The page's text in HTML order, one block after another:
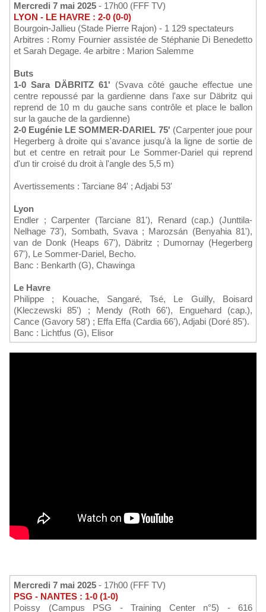
Mercredi 7 mai 2025 - 17h00 (FFF TV)
LYON - LE HAVRE : 2-0 (0-0)
Bourgoin-Jallieu (Stade Pierre Rajon) - 1 129 spectateurs
Arbitres : Romy Fournier assistée de Stéphanie Di Benedetto
et Sarah Degage. 4e arbitre : Marion Salemme
Buts
1-0 Sara DÄBRITZ 61' (Svava côté gauche effectue une
centre repoussé par la gardienne dans l'axe sur Däbritz qui
reprend de 10 m du gauche sans contrôle et place le ballon
sur la gauche de la gardienne)
2-0 Eugénie LE SOMMER-DARIEL 75' (Carpenter joue pour
Hegerberg à droite qui s'avance jusqu'à la ligne de sortie de
but et centre en retrait pour Le Sommer-Dariel qui reprend
d'un tir croisé du droit à l'angle des 5,5 m)
Avertissements : Tarciane 84' ; Adjabi 53'
Lyon
Endler ; Carpenter (Tarciane 81'), Renard (cap.) (Junttila-
Nelhage 73'), Sombath, Svava ; Marozsán (Benyahia 81'),
van de Donk (Heaps 67'), Däbritz ; Dumornay (Hegerberg
67'), Le Sommer-Dariel, Becho.
Banc : Benkarth (G), Chawinga
Le Havre
Philippe ; Kouache, Sangaré, Tsé, Le Guilly, Boisard
(Kleczewski 85') ; Mendy (Roth 66'), Enguehard (cap.),
Cance (Gavory 58') ; Effa Effa (Cardia 66'), Adjabi (Doré 85').
Banc : Lichtfus (G), Elisor
Mercredi 7 mai 2025 - 17h00 (FFF TV)
PSG - NANTES : 1-0 (1-0)
Poissy (Campus PSG - Training Center n°5) - 616